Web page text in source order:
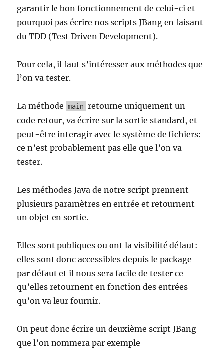
garantir le bon fonctionnement de celui-ci et
pourquoi pas écrire nos scripts JBang en faisant
du TDD (Test Driven Development).
Pour cela, il faut s’intéresser aux méthodes que
l’on va tester.
La méthode main retourne uniquement un
code retour, va écrire sur la sortie standard, et
peut-être interagir avec le système de fichiers:
ce n’est probablement pas elle que l’on va
tester.
Les méthodes Java de notre script prennent
plusieurs paramètres en entrée et retournent
un objet en sortie.
Elles sont publiques ou ont la visibilité défaut:
elles sont donc accessibles depuis le package
par défaut et il nous sera facile de tester ce
qu’elles retournent en fonction des entrées
qu’on va leur fournir.
On peut donc écrire un deuxième script JBang
que l’on nommera par exemple